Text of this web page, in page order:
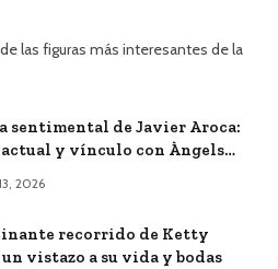
las figuras más interesantes de la
sentimental de Javier Aroca:
actual y vínculo con Àngels
2026
recorrido de Ketty
vistazo a su vida y bodas